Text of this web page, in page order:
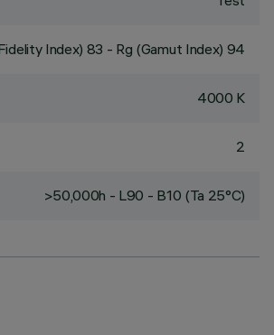
Index) 83 - Rg (Gamut Index) 94
4000 K
2
>50,000h - L90 - B10 (Ta 25°C)